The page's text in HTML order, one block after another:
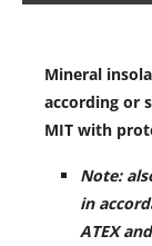
Mineral
according or
MIT with
Note:
in
ATEX